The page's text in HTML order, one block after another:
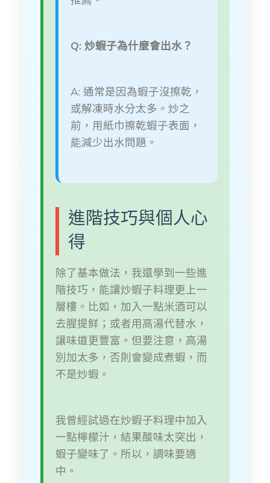
Q: 炒蝦子為什麼會出水？
A: 通常是因為蝦子沒擦乾，
或解凍時水分太多。炒之
前，用紙巾擦乾蝦子表面，
能減少出水問題。
進階技巧與個人心
得
除了基本做法，我還學到一些進
階技巧，能讓炒蝦子料理更上一
層樓。比如，加入一點米酒可以
去腥提鲜；或者用高湯代替水，
讓味道更豐富。但要注意，高湯
別加太多，否則會變成煮蝦，而
不是炒蝦。
我曾經試過在炒蝦子料理中加入
一點檸檬汁，結果酸味太突出，
蝦子變味了。所以，調味要適
中。